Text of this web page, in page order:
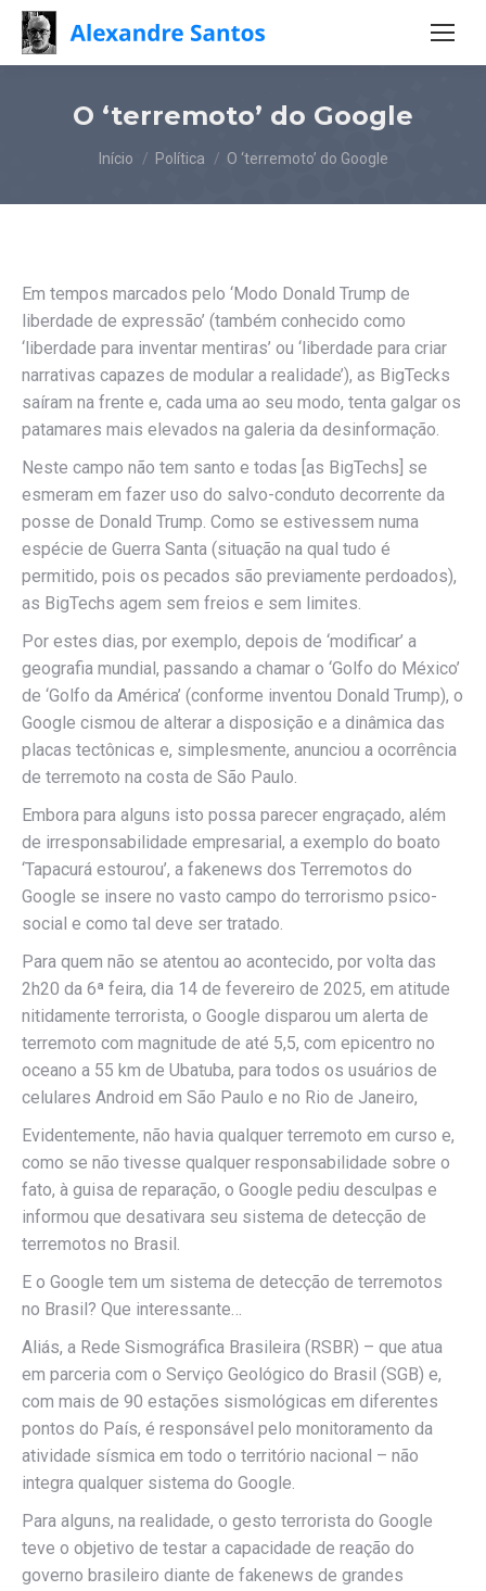
O ‘terremoto’ do Google
Você está aqui:
Início Política O ‘terremoto’ do Google
Em tempos marcados pelo ‘Modo Donald Trump de
liberdade de expressão’ (também conhecido como
‘liberdade para inventar mentiras’ ou ‘liberdade para criar
narrativas capazes de modular a realidade’), as BigTecks
saíram na frente e, cada uma ao seu modo, tenta galgar os
patamares mais elevados na galeria da desinformação.
Neste campo não tem santo e todas [as BigTechs] se
esmeram em fazer uso do salvo-conduto decorrente da
posse de Donald Trump. Como se estivessem numa
espécie de Guerra Santa (situação na qual tudo é
permitido, pois os pecados são previamente perdoados),
as BigTechs agem sem freios e sem limites.
Por estes dias, por exemplo, depois de ‘modificar’ a
geografia mundial, passando a chamar o ‘Golfo do México’
de ‘Golfo da América’ (conforme inventou Donald Trump), o
Google cismou de alterar a disposição e a dinâmica das
placas tectônicas e, simplesmente, anunciou a ocorrência
de terremoto na costa de São Paulo.
Embora para alguns isto possa parecer engraçado, além
de irresponsabilidade empresarial, a exemplo do boato
‘Tapacurá estourou’, a fakenews dos Terremotos do
Google se insere no vasto campo do terrorismo psico-
social e como tal deve ser tratado.
Para quem não se atentou ao acontecido, por volta das
2h20 da 6ª feira, dia 14 de fevereiro de 2025, em atitude
nitidamente terrorista, o Google disparou um alerta de
terremoto com magnitude de até 5,5, com epicentro no
oceano a 55 km de Ubatuba, para todos os usuários de
celulares Android em São Paulo e no Rio de Janeiro,
Evidentemente, não havia qualquer terremoto em curso e,
como se não tivesse qualquer responsabilidade sobre o
fato, à guisa de reparação, o Google pediu desculpas e
informou que desativara seu sistema de detecção de
terremotos no Brasil.
E o Google tem um sistema de detecção de terremotos
no Brasil? Que interessante…
Aliás, a Rede Sismográfica Brasileira (RSBR) – que atua
em parceria com o Serviço Geológico do Brasil (SGB) e,
com mais de 90 estações sismológicas em diferentes
pontos do País, é responsável pelo monitoramento da
atividade sísmica em todo o território nacional – não
integra qualquer sistema do Google.
Para alguns, na realidade, o gesto terrorista do Google
teve o objetivo de testar a capacidade de reação do
governo brasileiro diante de fakenews de grandes